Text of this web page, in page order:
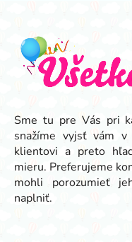
Z
Sme tu pre Vás pri
snažíme vyjsť vám
klientovi a preto
mieru. Preferujeme
mohli porozumieť
naplniť.